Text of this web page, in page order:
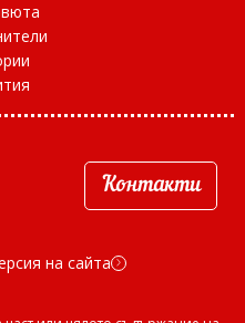
Контакти
на сайта d